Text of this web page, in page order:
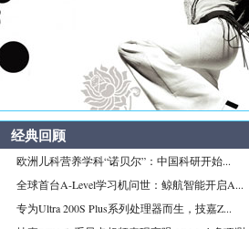
经典回顾
欧洲儿科营养学科“诺贝尔”：中国科研开始...
全球首台A-Level学习机问世：鲸航智能开启A...
专为Ultra 200S Plus系列处理器而生，技嘉Z...